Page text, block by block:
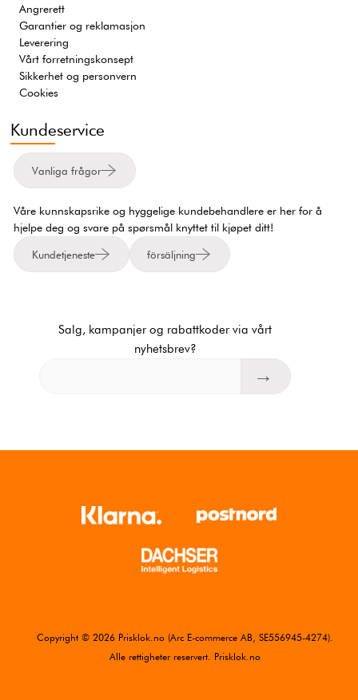
Angrerett
Garantier og reklamasjon
Leverering
Vårt forretningskonsept
Sikkerhet og personvern
Cookies
Kundeservice
Vanliga frågor
Våre kunnskapsrike og hyggelige kundebehandlere er her for å
hjelpe deg og svare på spørsmål knyttet til kjøpet ditt!
Kundetjeneste försäljning
Salg, kampanjer og rabattkoder via vårt
nyhetsbrev?
Copyright © 2026 Prisklok.no (Arc E-commerce AB, SE556945-4274).
Alle rettigheter reservert. Prisklok.no